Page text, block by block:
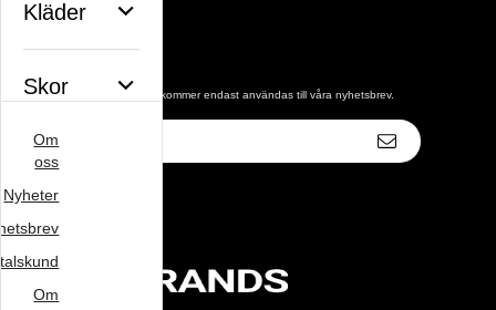
Kläder
Skor
Väskor
Varumärke
Avtalskund
Om cookies
De uppgifter du matar in kommer endast användas till våra nyhetsbrev.
postadress
Om
oss
Nyheter
Om